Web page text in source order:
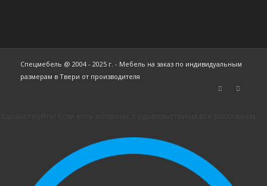
Спецмебель @ 2004 - 2025 г. - Мебель на заказ по индивидуальным
размерам в Твери от производителя